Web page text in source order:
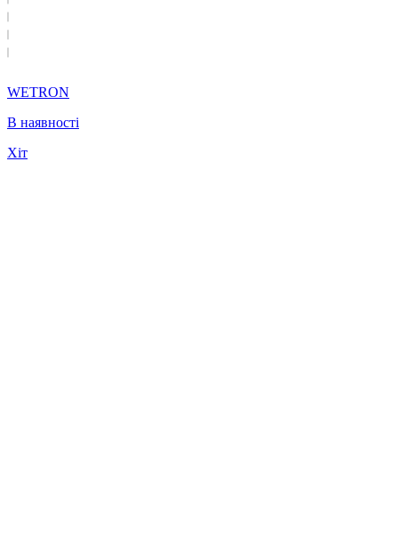
WETRON
В наявності
Хіт